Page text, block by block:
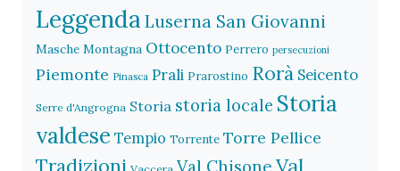
Leggenda Luserna San Giovanni
Masche Montagna Ottocento Perrero persecuzioni
Piemonte Pinasca Prali Prarostino Rorà Seicento
Serre d'Angrogna Storia storia locale Storia
valdese Tempio Torrente Torre Pellice
Tradizioni Val Chisone Val